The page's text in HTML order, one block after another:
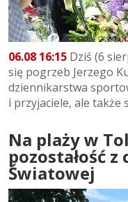
06.08 16:15 Dziś (6
się pogrzeb Jerzego
dziennikarstwa
i przyjaciele, ale także
Na plaży w
pozostałość
Światowej